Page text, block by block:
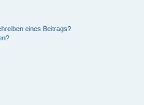
eines Beitrags?